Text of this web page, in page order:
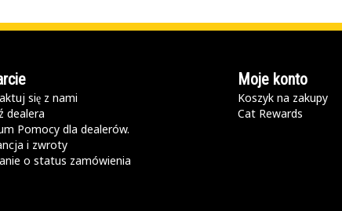
się z nami
dealera
Pomocy dla dealerów.
i zwroty
o status zamówienia
Moje konto
Koszyk na zakupy
Cat Rewards